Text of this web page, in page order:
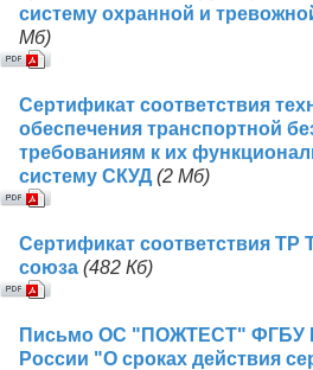
систему охранной и
Mб)
Сертификат соответствия
обеспечения транспортной
требованиям к их
систему СКУД (2 Mб)
Сертификат соответствия ТР
союза (482 Кб)
Письмо ОС "ПОЖТЕСТ"
России "О сроках действия